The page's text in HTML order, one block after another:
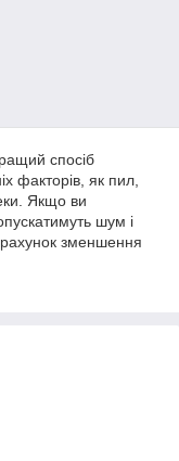
спосіб
факторів, як пил,
Якщо ви
шум і
зменшення
ваших вікон та
чи офісу, а й ваші
ціною і
вам кращі умови.